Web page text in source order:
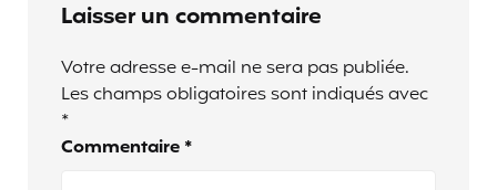
Laisser un commentaire
Votre adresse e-mail ne sera pas publiée.
Les champs obligatoires sont indiqués avec
*
Commentaire *